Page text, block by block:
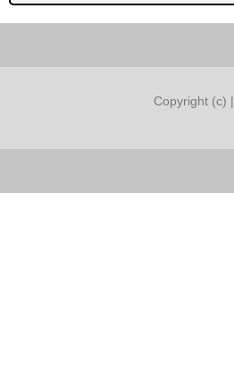
Copyright (c) |